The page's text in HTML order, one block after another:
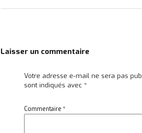
Laisser un commentaire
Votre adresse e-mail ne sera pas
sont indiqués avec *
Commentaire *